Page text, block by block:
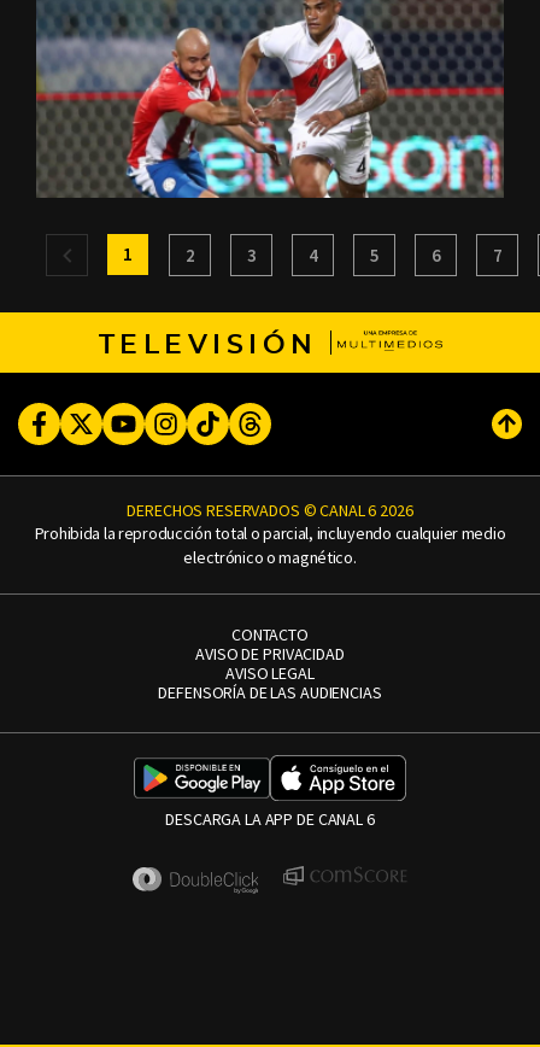
1 2 3 4 5 6 7
TELEVISIÓN
FacebookTwitterYoutubeInstagram
TikTokThreads
DERECHOS RESERVADOS © CANAL 6 2026
Prohibida la reproducción total o parcial, incluyendo cualquier medio
electrónico o magnético.
CONTACTO
AVISO DE PRIVACIDAD
AVISO LEGAL
DEFENSORÍA DE LAS AUDIENCIAS
DESCARGA LA APP DE CANAL 6